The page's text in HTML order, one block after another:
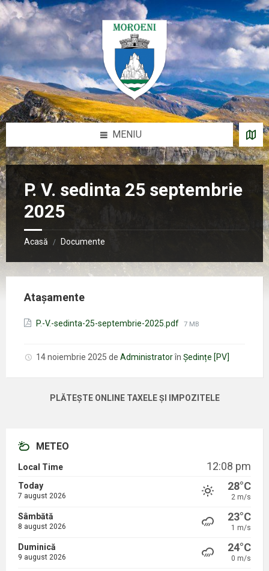
Sari
la
conținut
Salt
la
bara
laterală
stângă
Salt
la
bara
laterală
dreaptă
Salt
la
subsol
MENIU
P. V. sedinta 25 septembrie
2025
Acasă / Documente
Atașamente
P.-V.-sedinta-25-septembrie-2025.pdf Mărimea
7 MB
14 noiembrie 2025 de Administratorîn Ședințe [PV]
PLĂTEȘTE ONLINE TAXELE ȘI IMPOZITELE
METEO
Local Time 12:08 pm
Today
7 august 2026
28°C
2 m/s
Sâmbătă
8 august 2026
23°C
1 m/s
Duminică
9 august 2026
24°C
0 m/s